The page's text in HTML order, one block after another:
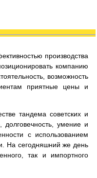
производства
компанию
возможность
приятные цены и
тандема советских и
долговечность, умение и
с использованием
На сегодняшний же день
так и импортного